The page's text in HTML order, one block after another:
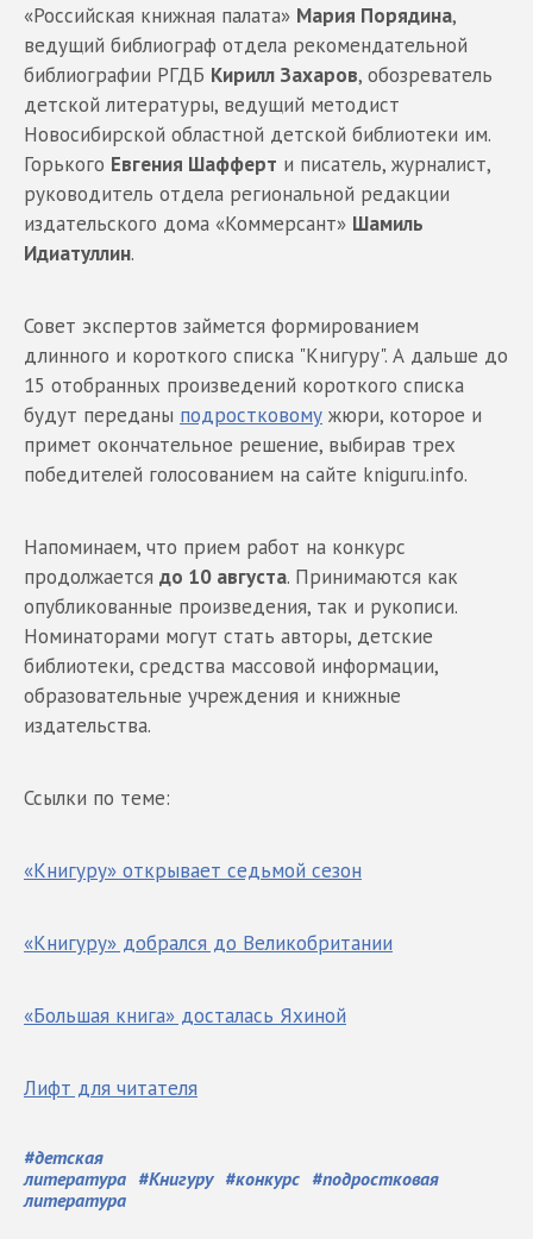
«Российская книжная палата» Мария Порядина,
ведущий библиограф отдела рекомендательной
библиографии РГДБ Кирилл Захаров, обозреватель
детской литературы, ведущий методист
Новосибирской областной детской библиотеки им.
Горького Евгения Шафферт и писатель, журналист,
руководитель отдела региональной редакции
издательского дома «Коммерсант» Шамиль
Идиатуллин.
Совет экспертов займется формированием
длинного и короткого списка "Книгуру". А дальше до
15 отобранных произведений короткого списка
будут переданы подростковому жюри, которое и
примет окончательное решение, выбирав трех
победителей голосованием на сайте kniguru.info.
Напоминаем, что прием работ на конкурс
продолжается до 10 августа. Принимаются как
опубликованные произведения, так и рукописи.
Номинаторами могут стать авторы, детские
библиотеки, средства массовой информации,
образовательные учреждения и книжные
издательства.
Ссылки по теме:
«Книгуру» открывает седьмой сезон
«Книгуру» добрался до Великобритании
«Большая книга» досталась Яхиной
Лифт для читателя
#детская
литература #Книгуру #конкурс #подростковая
литература